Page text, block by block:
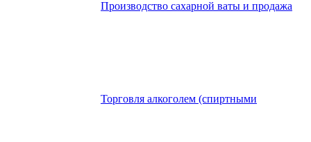
Производство сахарной ваты и продажа
Торговля алкоголем (спиртными